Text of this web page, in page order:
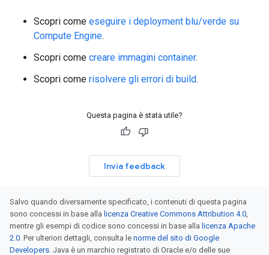
Scopri come eseguire i deployment blu/verde su
Compute Engine.
Scopri come creare immagini container.
Scopri come risolvere gli errori di build.
Questa pagina è stata utile?
Invia feedback
Salvo quando diversamente specificato, i contenuti di questa pagina
sono concessi in base alla licenza Creative Commons Attribution 4.0,
mentre gli esempi di codice sono concessi in base alla licenza Apache
2.0. Per ulteriori dettagli, consulta le norme del sito di Google
Developers. Java è un marchio registrato di Oracle e/o delle sue